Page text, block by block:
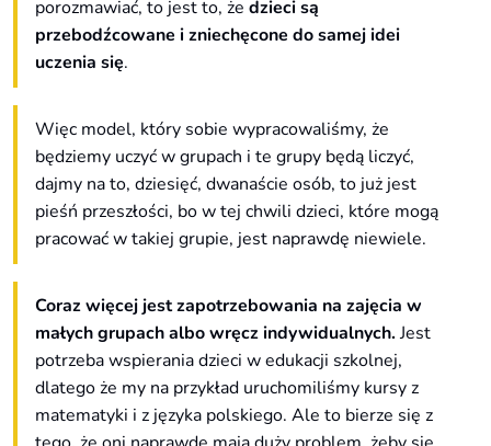
porozmawiać, to jest to, że dzieci są
przebodźcowane i zniechęcone do samej idei
uczenia się.
Więc model, który sobie wypracowaliśmy, że
będziemy uczyć w grupach i te grupy będą liczyć,
dajmy na to, dziesięć, dwanaście osób, to już jest
pieśń przeszłości, bo w tej chwili dzieci, które mogą
pracować w takiej grupie, jest naprawdę niewiele.
Coraz więcej jest zapotrzebowania na zajęcia w
małych grupach albo wręcz indywidualnych.Jest
potrzeba wspierania dzieci w edukacji szkolnej,
dlatego że my na przykład uruchomiliśmy kursy z
matematyki i z języka polskiego. Ale to bierze się z